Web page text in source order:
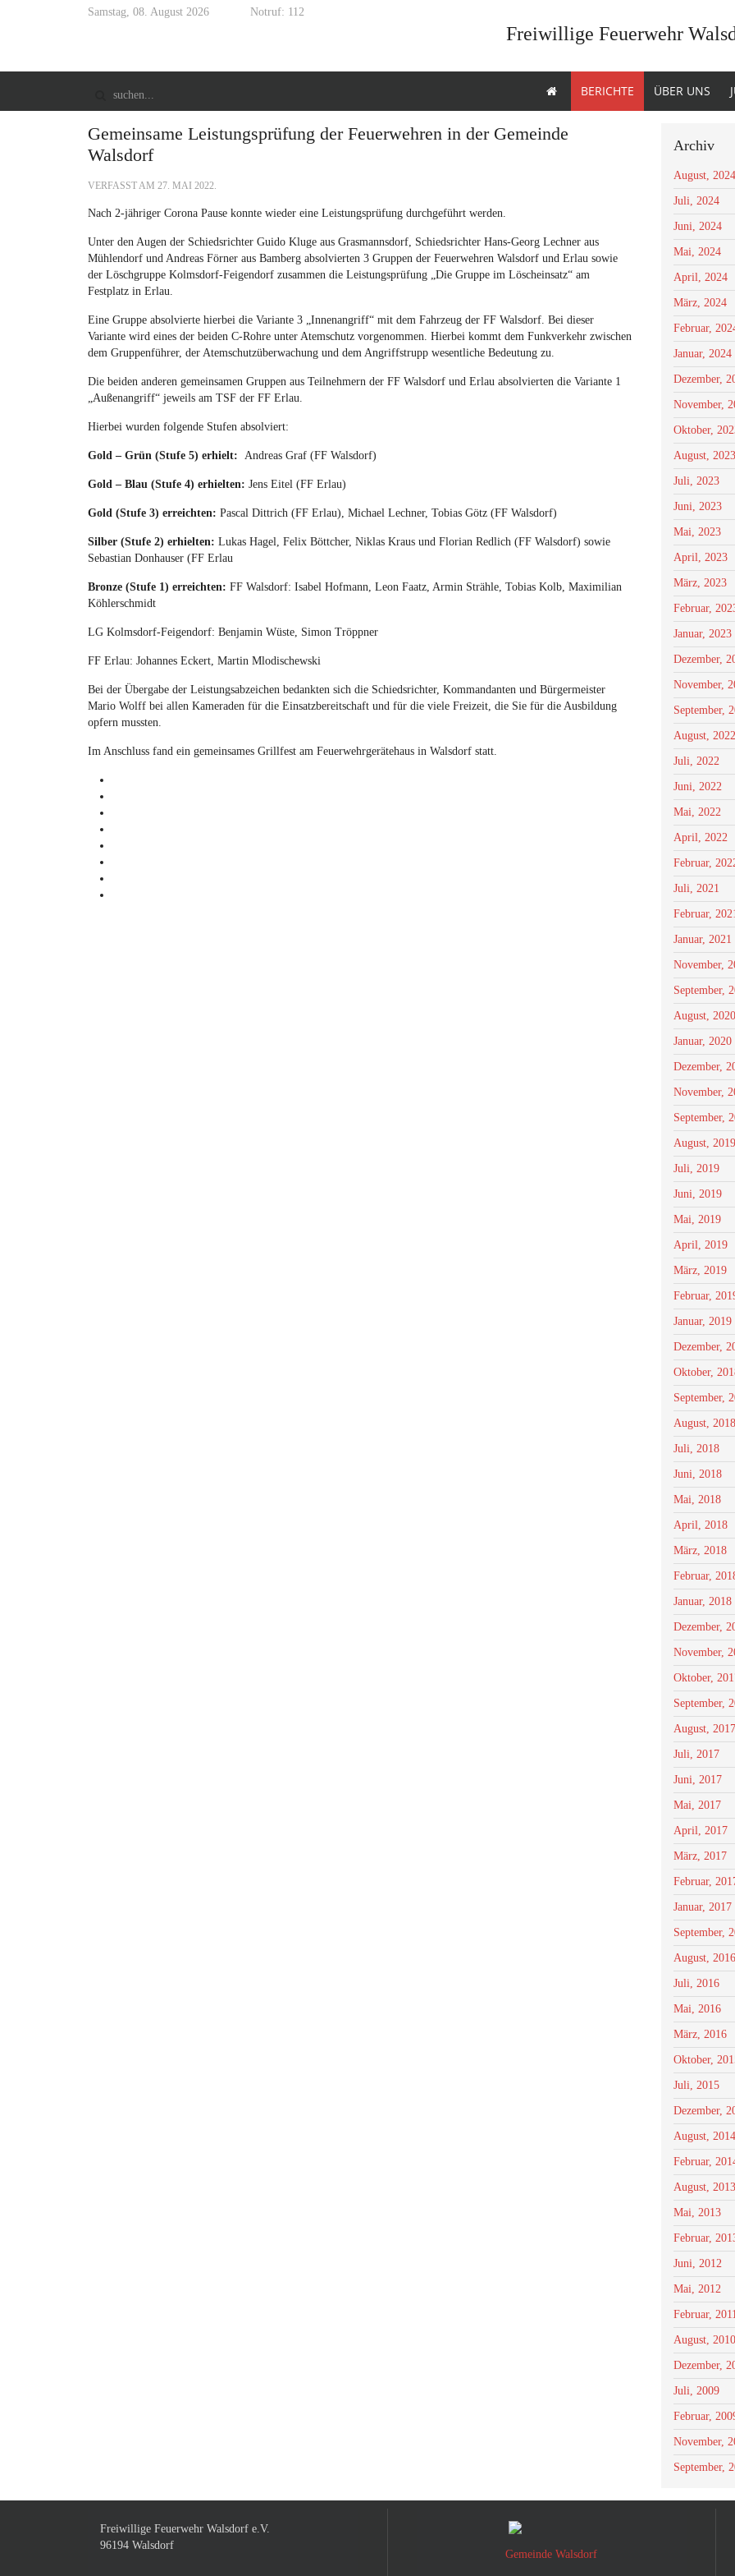
Samstag, 08. August 2026 Notruf: 112
Freiwillige Feuerwehr
BERICHTE ÜBER UNS
Gemeinsame Leistungsprüfung der Feuerwehren in der Gemeinde
Walsdorf
VERFASST AM 27. MAI 2022.
Nach 2-jähriger Corona Pause konnte wieder eine Leistungsprüfung durchgeführt werden.
Unter den Augen der Schiedsrichter Guido Kluge aus Grasmannsdorf, Schiedsrichter Hans-Georg Lechner aus
Mühlendorf und Andreas Förner aus Bamberg absolvierten 3 Gruppen der Feuerwehren Walsdorf und Erlau sowie
der Löschgruppe Kolmsdorf-Feigendorf zusammen die Leistungsprüfung „Die Gruppe im Löscheinsatz“ am
Festplatz in Erlau.
Eine Gruppe absolvierte hierbei die Variante 3 „Innenangriff“ mit dem Fahrzeug der FF Walsdorf. Bei dieser
Variante wird eines der beiden C-Rohre unter Atemschutz vorgenommen. Hierbei kommt dem Funkverkehr zwischen
dem Gruppenführer, der Atemschutzüberwachung und dem Angriffstrupp wesentliche Bedeutung zu.
Die beiden anderen gemeinsamen Gruppen aus Teilnehmern der FF Walsdorf und Erlau absolvierten die Variante 1
„Außenangriff“ jeweils am TSF der FF Erlau.
Hierbei wurden folgende Stufen absolviert:
Gold – Grün (Stufe 5) erhielt: Andreas Graf (FF Walsdorf)
Gold – Blau (Stufe 4) erhielten: Jens Eitel (FF Erlau)
Gold (Stufe 3) erreichten: Pascal Dittrich (FF Erlau), Michael Lechner, Tobias Götz (FF Walsdorf)
Silber (Stufe 2) erhielten: Lukas Hagel, Felix Böttcher, Niklas Kraus und Florian Redlich (FF Walsdorf) sowie
Sebastian Donhauser (FF Erlau
Bronze (Stufe 1) erreichten: FF Walsdorf: Isabel Hofmann, Leon Faatz, Armin Strähle, Tobias Kolb, Maximilian
Köhlerschmidt
LG Kolmsdorf-Feigendorf: Benjamin Wüste, Simon Tröppner
FF Erlau: Johannes Eckert, Martin Mlodischewski
Bei der Übergabe der Leistungsabzeichen bedankten sich die Schiedsrichter, Kommandanten und Bürgermeister
Mario Wolff bei allen Kameraden für die Einsatzbereitschaft und für die viele Freizeit, die Sie für die Ausbildung
opfern mussten.
Im Anschluss fand ein gemeinsames Grillfest am Feuerwehrgerätehaus in Walsdorf statt.
Archiv
August, 2024
Juli, 2024
Juni, 2024
Mai, 2024
April, 2024
März, 2024
Februar,
Januar, 2024
Dezember,
November,
Oktober,
August, 2023
Juli, 2023
Juni, 2023
Mai, 2023
April, 2023
März, 2023
Februar,
Januar, 2023
Dezember,
November,
September,
August, 2022
Juli, 2022
Juni, 2022
Mai, 2022
April, 2022
Februar,
Juli, 2021
Februar,
Januar, 2021
November,
September,
August, 2020
Januar, 2020
Dezember,
November,
September,
August, 2019
Juli, 2019
Juni, 2019
Mai, 2019
April, 2019
März, 2019
Februar,
Januar, 2019
Dezember,
Oktober,
September,
August, 2018
Juli, 2018
Juni, 2018
Mai, 2018
April, 2018
März, 2018
Februar,
Januar, 2018
Dezember,
November,
Oktober,
September,
August, 2017
Juli, 2017
Juni, 2017
Mai, 2017
April, 2017
März, 2017
Februar,
Januar, 2017
September,
August, 2016
Juli, 2016
Mai, 2016
März, 2016
Oktober,
Juli, 2015
Dezember,
August, 2014
Februar,
August, 2013
Mai, 2013
Februar,
Juni, 2012
Mai, 2012
Februar,
August, 2010
Dezember,
Juli, 2009
Februar,
November,
September,
Freiwillige Feuerwehr Walsdorf e.V.
96194 Walsdorf
Gemeinde Walsdorf